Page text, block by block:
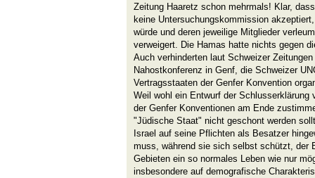
Zeitung Haaretz schon mehrmals! Klar,
keine Untersuchungskommission
würde und deren jeweilige Mitglieder
verweigert. Die Hamas hatte nichts gegen
Auch verhinderten laut Schweizer
Nahostkonferenz in Genf, die Schweizer
Vertragsstaaten der Genfer Konvention
Weil wohl ein Entwurf der Schlusserklärung
der Genfer Konventionen am Ende
"Jüdische Staat" nicht geschont werden
Israel auf seine Pflichten als Besatzer
muss, während sie sich selbst schützt, der
Gebieten ein so normales Leben wie nur
insbesondere auf demografische